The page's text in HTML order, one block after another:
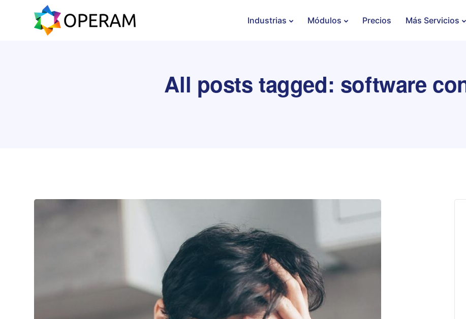
Industrias Módulos Precios Más Servicios
All posts tagged: software